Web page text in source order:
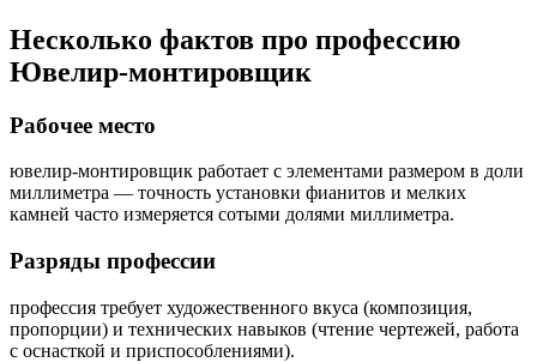
Несколько фактов про профессию
Ювелир-монтировщик
Рабочее место
ювелир-монтировщик работает с элементами размером в доли
миллиметра — точность установки фианитов и мелких
камней часто измеряется сотыми долями миллиметра.
Разряды профессии
профессия требует художественного вкуса (композиция,
пропорции) и технических навыков (чтение чертежей, работа
с оснасткой и приспособлениями).